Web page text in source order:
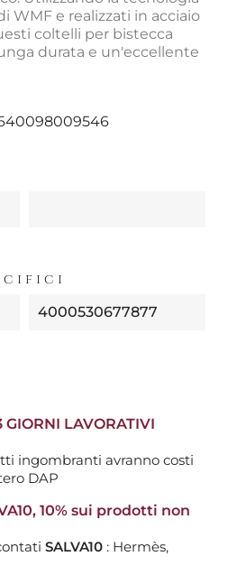
WMF e realizzati in acciaio
coltelli per bistecca
durata e un'eccellente
4000530677877
GIORNI LAVORATIVI
ingombranti avranno costi
DAP
10% sui prodotti non
SALVA10 : Hermès,